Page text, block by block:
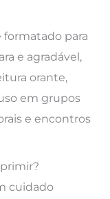
para
e agradável,
orante,
em grupos
e encontros
cuidado